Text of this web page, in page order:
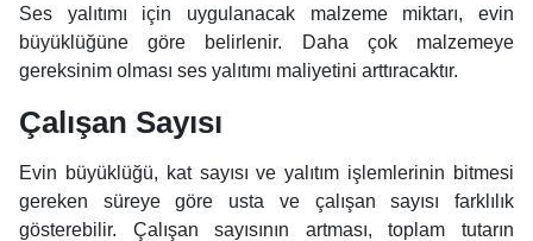
Ses yalıtımı için uygulanacak malzeme miktarı, evin
büyüklüğüne göre belirlenir. Daha çok malzemeye
gereksinim olması ses yalıtımı maliyetini arttıracaktır.
Çalışan Sayısı
Evin büyüklüğü, kat sayısı ve yalıtım işlemlerinin bitmesi
gereken süreye göre usta ve çalışan sayısı farklılık
gösterebilir. Çalışan sayısının artması, toplam tutarın